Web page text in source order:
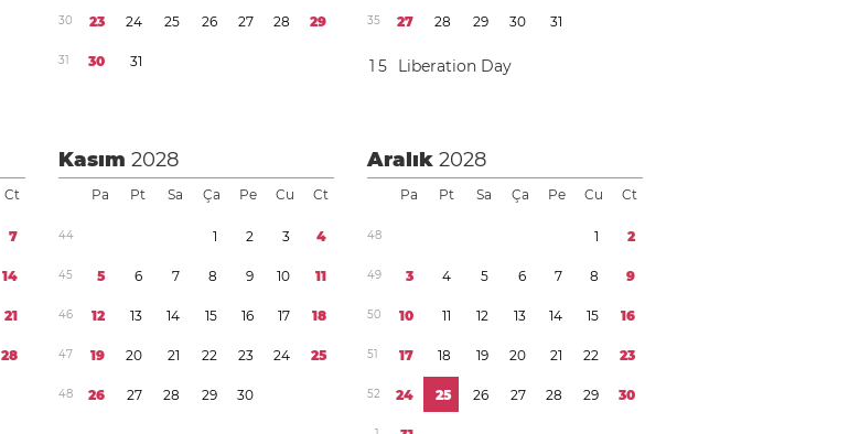
30 23 24 25 26 27 28 29
31 30 31
35 27 28 29 30 31
1 5 Liberation Day
Ct
7
14
21
28
Kasım2028
Pa Pt Sa Ça Pe Cu Ct
44 1 2 3 4
45 5 6 7 8 9 10 11
46 12 13 14 15 16 17 18
47 19 20 21 22 23 24 25
48 26 27 28 29 30
Aralık2028
Pa Pt Sa Ça Pe Cu Ct
48 1 2
49 3 4 5 6 7 8 9
50 10 11 12 13 14 15 16
51 17 18 19 20 21 22 23
52 24 25 26 27 28 29 30